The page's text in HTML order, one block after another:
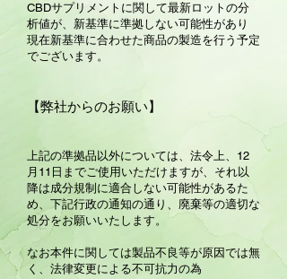
CBDサプリメントに関して最新ロットの分
析値が、新基準に準拠しない可能性があり
現在新基準に合わせた商品の製造を行う予定
でございます。
【弊社からのお願い】
上記の準拠品以外については、法令上、12
月11日までご使用いただけますが、それ以
降は成分規制に適合しない可能性があるた
め、下記行政の通知の通り、廃棄等の適切な
処分をお願いいたします。
なお本件に関しては製品不良等が原因では無
く、法律変更による不可抗力の為